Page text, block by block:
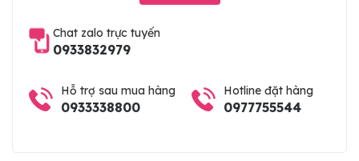
Chat zalo trực tuyến
0933832979
Hỗ trợ sau mua hàng
0933338800
Hotline đặt hàng
0977755544